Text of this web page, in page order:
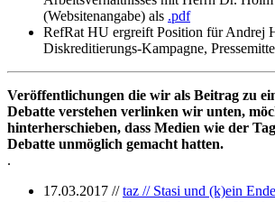
(Websitenangabe) als .pdf
RefRat HU ergreift Position für Andrej
Diskreditierungs-Kampagne,
Veröffentlichungen die wir als Beitrag zu
Debatte verstehen verlinken wir unten,
hinterherschieben, dass Medien wie der
Debatte unmöglich gemacht hatten.
.
17.03.2017 //taz // Stasi und (k)ein Ende